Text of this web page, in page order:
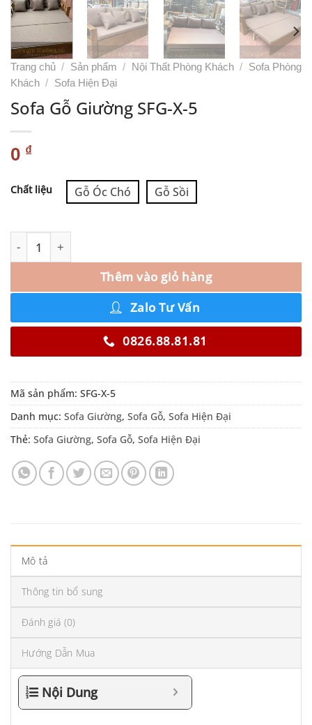
Trang chủ / Sản phẩm / Nội Thất Phòng Khách /
Sofa Phòng
Khách / Sofa Hiện Đại
Sofa Gỗ Giường SFG-X-5
0 ₫
Chất liệu Gỗ Óc Chó Gỗ Sồi
Thêm vào giỏ hàng
Alternative:
Zalo Tư Vấn
0826.88.81.81
Mã sản phẩm: SFG-X-5
Danh mục: Sofa Giường, Sofa Gỗ, Sofa Hiện Đại
Thẻ: Sofa Giường, Sofa Gỗ, Sofa Hiện Đại
Mô tả
Thông tin bổ sung
Đánh giá (0)
Hướng Dẫn Mua
Nội Dung